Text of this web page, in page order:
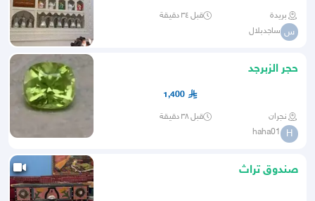
بريدة قبل ٣٤ دقيقة
س ساجدبلال
حجر الزبرجد
1,400
نجران قبل ٣٨ دقيقة
H
haha01
صندوق تراث